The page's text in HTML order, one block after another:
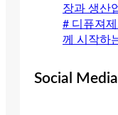
장과 생산
# 디퓨져
께 시작하
Social Media